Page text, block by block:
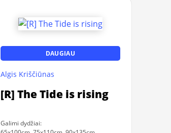
DAUGIAU
Algis Kriščiūnas
[R] The Tide is rising
Galimi dydžiai: